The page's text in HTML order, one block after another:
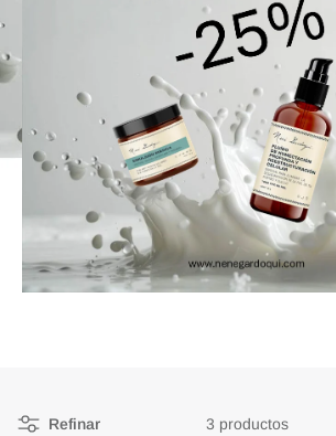
Refinar 3 productos